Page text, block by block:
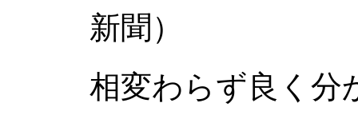
新聞）
相変わらず良く分